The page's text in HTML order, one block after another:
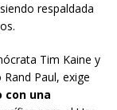
respaldada
Tim Kaine y
Paul, exige
con una